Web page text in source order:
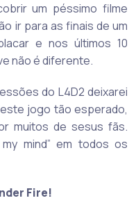
um péssimo filme
ir para as finais de um
e nos últimos 10
não é diferente.
do L4D2 deixarei
jogo tão esperado,
muitos de sesus fãs.
mind” em todos os
Fire!